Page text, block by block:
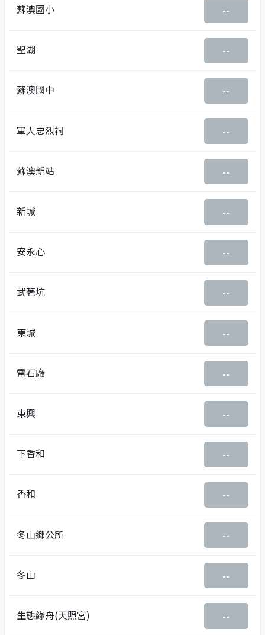
蘇澳國小 --
聖湖 --
蘇澳國中 --
軍人忠烈祠 --
蘇澳新站 --
新城 --
安永心 --
武荖坑 --
東城 --
電石廠 --
東興 --
下香和 --
香和 --
冬山鄉公所 --
冬山 --
生態綠舟(天照宮) --